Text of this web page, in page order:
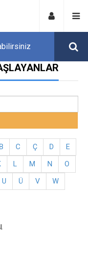
C Ç D
E
L M N
O
U Ü V
W